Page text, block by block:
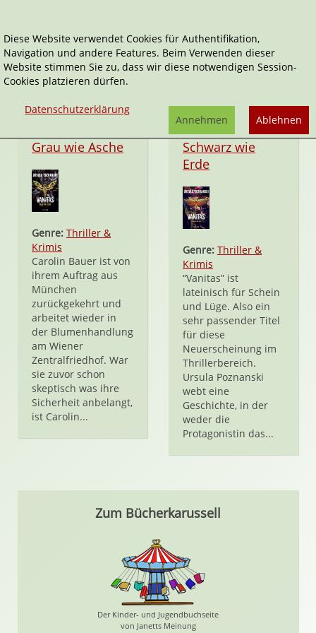
Vanitas
Grau wie Asche
Genre: Thriller &
Krimis
Carolin Bauer ist von
ihrem Auftrag aus
München
zurückgekehrt und
arbeitet wieder in
der Blumenhandlung
am Wiener
Zentralfriedhof. War
sie zuvor schon
skeptisch was ihre
Sicherheit anbelangt,
ist Carolin...
Taschenbuch
Schwarz wie
Erde
Genre: Thriller &
Krimis
“Vanitas” ist
lateinisch für Schein
und Lüge. Also ein
sehr passender Titel
für diese
Neuerscheinung im
Thrillerbereich.
Ursula Poznanski
webt eine
Geschichte, in der
weder die
Protagonistin das...
Zum Bücherkarussell
Der Kinder- und Jugendbuchseite
von Janetts Meinung
Diese Website verwendet Cookies für Authentifikation,
Navigation und andere Features. Beim Verwenden dieser
Website stimmen Sie zu, dass wir diese notwendigen Session-
Cookies platzieren dürfen.
Datenschutzerklärung
Ablehnen
Annehmen